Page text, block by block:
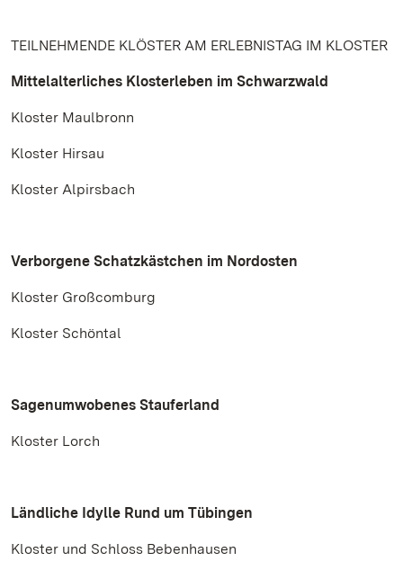
TEILNEHMENDE KLÖSTER AM ERLEBNISTAG IM KLOSTER
Mittelalterliches Klosterleben im Schwarzwald
Kloster Maulbronn
Kloster Hirsau
Kloster Alpirsbach
Verborgene Schatzkästchen im Nordosten
Kloster Großcomburg
Kloster Schöntal
Sagenumwobenes Stauferland
Kloster Lorch
Ländliche Idylle Rund um Tübingen
Kloster und Schloss Bebenhausen